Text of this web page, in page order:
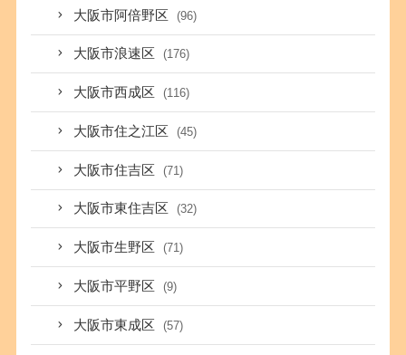
大阪市阿倍野区 (96)
大阪市浪速区 (176)
大阪市西成区 (116)
大阪市住之江区 (45)
大阪市住吉区 (71)
大阪市東住吉区 (32)
大阪市生野区 (71)
大阪市平野区 (9)
大阪市東成区 (57)